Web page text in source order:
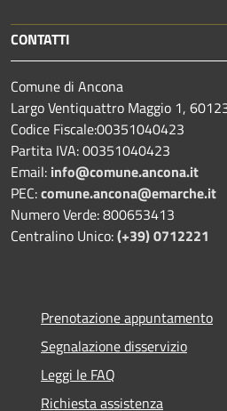
CONTATTI
Comune di Ancona
Largo Ventiquattro Maggio 1,
Codice Fiscale:00351040423
Partita IVA: 00351040423
Email: info@comune.ancona.it
PEC:comune.ancona@emarche.it
Numero Verde: 800653413
Centralino Unico:(+39) 0712221
Prenotazione appuntamento
Segnalazione disservizio
Leggi le FAQ
Richiesta assistenza